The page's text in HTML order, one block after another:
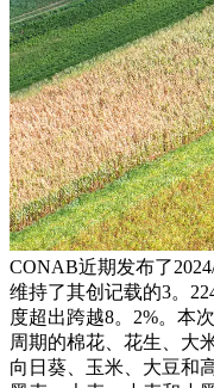
CONAB近期发布了
维持了其创记载的3。
度超出跨越8。2%。本
周期的棉花、花生、大
向日葵、玉米、大豆和